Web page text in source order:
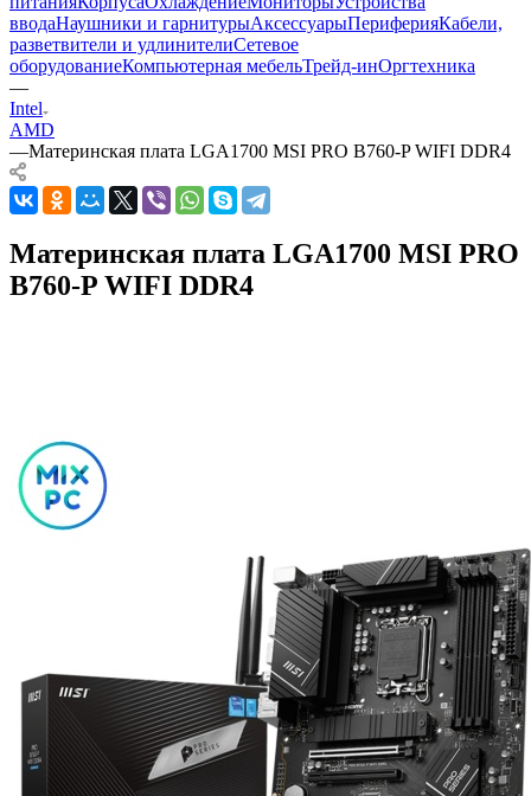
вводаНаушники и гарнитурыАксессуарыПериферияКабели,
разветвители и удлинителиСетевое
оборудованиеКомпьютерная мебельТрейд-инОргтехника
—
Intel
AMD
—Материнская плата LGA1700 MSI PRO B760-P WIFI DDR4
Материнская плата LGA1700 MSI PRO
B760-P WIFI DDR4